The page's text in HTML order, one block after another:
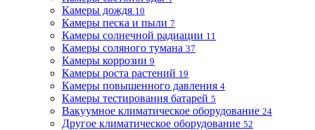
Камеры дождя 10
Камеры песка и пыли 7
Камеры солнечной радиации 11
Камеры соляного тумана 37
Камеры коррозии 9
Камеры роста растений 19
Камеры повышенного давления 4
Камеры тестирования батарей 5
Вакуумное климатическое оборудование 24
Другое климатическое оборудование 52